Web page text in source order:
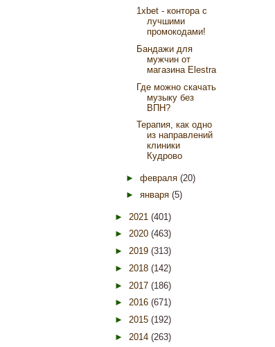
1xbet - контора с
лучшими
промокодами!
Бандажи для
мужчин от
магазина Elestra
Где можно скачать
музыку без
ВПН?
Терапия, как одно
из направлений
клиники
Кудрово
► февраля (20)
► января (5)
► 2021 (401)
► 2020 (463)
► 2019 (313)
► 2018 (142)
► 2017 (186)
► 2016 (671)
► 2015 (192)
► 2014 (263)